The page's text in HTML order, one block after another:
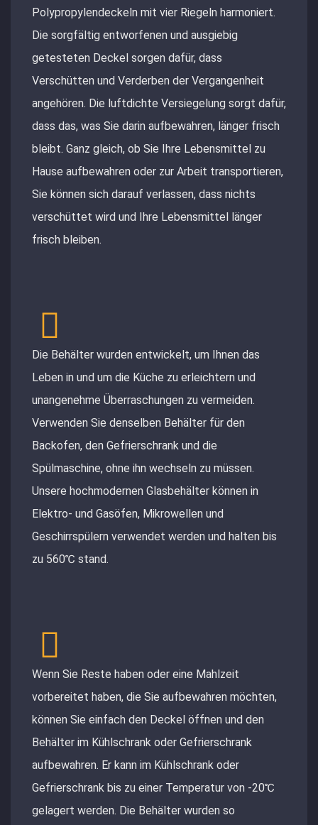
Polypropylendeckeln mit vier Riegeln harmoniert.
Die sorgfältig entworfenen und ausgiebig
getesteten Deckel sorgen dafür, dass
Verschütten und Verderben der Vergangenheit
angehören. Die luftdichte Versiegelung sorgt dafür,
dass das, was Sie darin aufbewahren, länger frisch
bleibt. Ganz gleich, ob Sie Ihre Lebensmittel zu
Hause aufbewahren oder zur Arbeit transportieren,
Sie können sich darauf verlassen, dass nichts
verschüttet wird und Ihre Lebensmittel länger
frisch bleiben.
Die Behälter wurden entwickelt, um Ihnen das
Leben in und um die Küche zu erleichtern und
unangenehme Überraschungen zu vermeiden.
Verwenden Sie denselben Behälter für den
Backofen, den Gefrierschrank und die
Spülmaschine, ohne ihn wechseln zu müssen.
Unsere hochmodernen Glasbehälter können in
Elektro- und Gasöfen, Mikrowellen und
Geschirrspülern verwendet werden und halten bis
zu 560℃ stand.
Wenn Sie Reste haben oder eine Mahlzeit
vorbereitet haben, die Sie aufbewahren möchten,
können Sie einfach den Deckel öffnen und den
Behälter im Kühlschrank oder Gefrierschrank
aufbewahren. Er kann im Kühlschrank oder
Gefrierschrank bis zu einer Temperatur von -20℃
gelagert werden. Die Behälter wurden so